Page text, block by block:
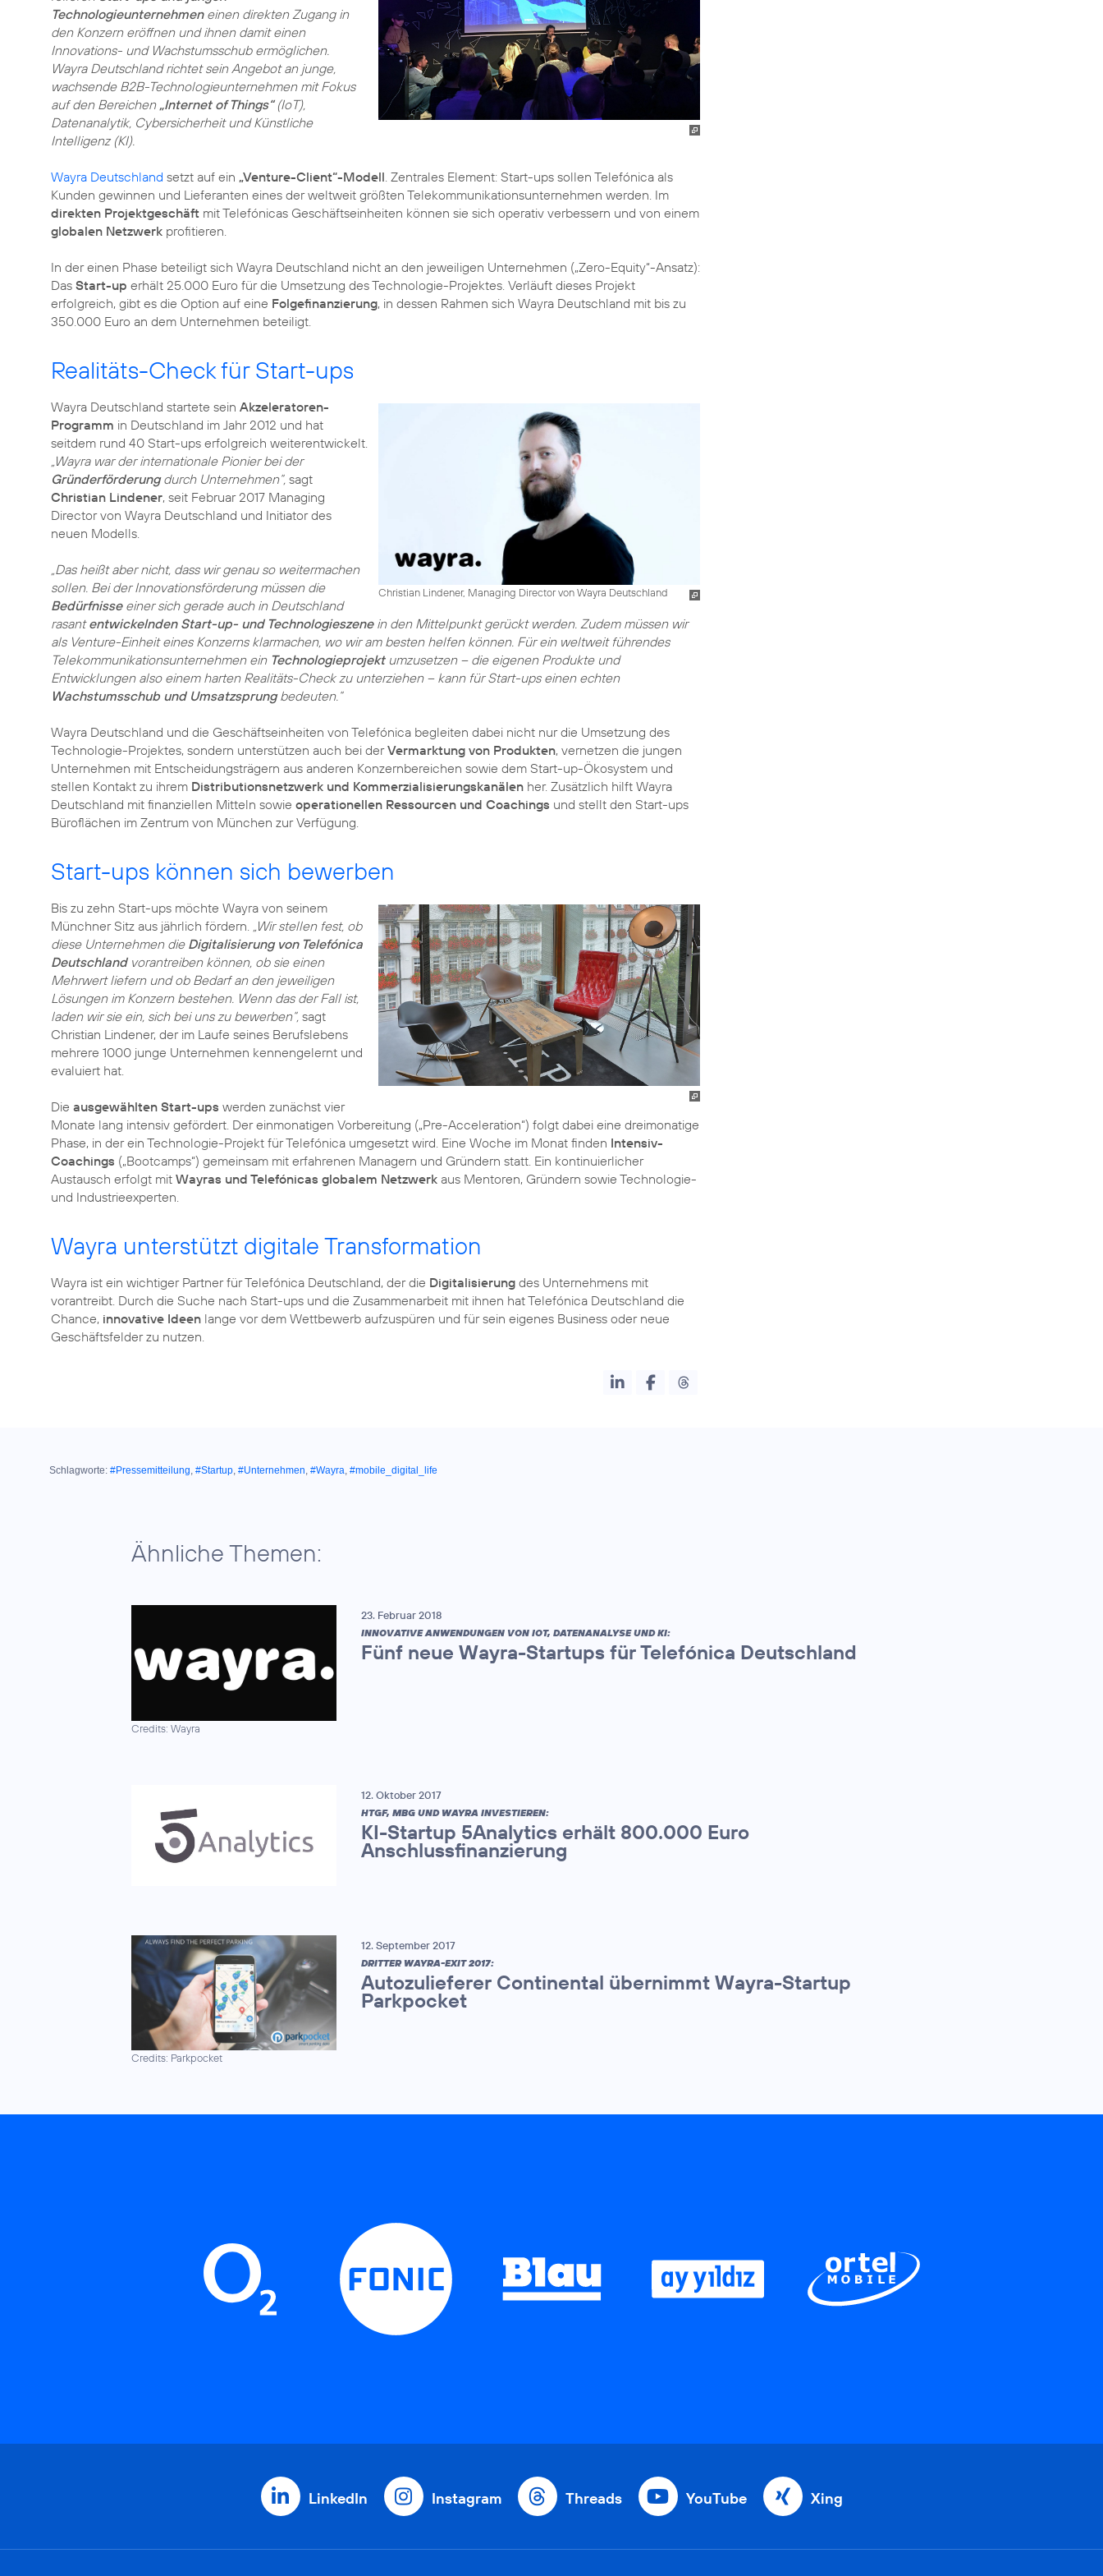
Technologieunternehmeneinen direkten Zugang in
den Konzern eröffnen und ihnen damit einen
Innovations- und Wachstumsschub ermöglichen.
Wayra Deutschland richtet sein Angebot an junge,
wachsende B2B-Technologieunternehmen mit Fokus
auf den Bereichen „Internet of Things“(IoT),
Datenanalytik, Cybersicherheit und Künstliche
Intelligenz (KI).
Wayra Deutschland setzt auf ein „Venture-Client“-Modell. Zentrales Element: Start-ups sollen Telefónica als
Kunden gewinnen und Lieferanten eines der weltweit größten Telekommunikationsunternehmen werden. Im
direkten Projektgeschäft mit Telefónicas Geschäftseinheiten können sie sich operativ verbessern und von einem
globalen Netzwerk profitieren.
In der einen Phase beteiligt sich Wayra Deutschland nicht an den jeweiligen Unternehmen („Zero-Equity“-Ansatz):
Das Start-up erhält 25.000 Euro für die Umsetzung des Technologie-Projektes. Verläuft dieses Projekt
erfolgreich, gibt es die Option auf eine Folgefinanzierung, in dessen Rahmen sich Wayra Deutschland mit bis zu
350.000 Euro an dem Unternehmen beteiligt.
Realitäts-Check für Start-ups
Christian Lindener, Managing Director von Wayra Deutschland
Wayra Deutschland startete sein Akzeleratoren-
Programm in Deutschland im Jahr 2012 und hat
seitdem rund 40 Start-ups erfolgreich weiterentwickelt.
„Wayra war der internationale Pionier bei der
Gründerförderungdurch Unternehmen“, sagt
Christian Lindener, seit Februar 2017 Managing
Director von Wayra Deutschland und Initiator des
neuen Modells.
„Das heißt aber nicht, dass wir genau so weitermachen
sollen. Bei der Innovationsförderung müssen die
Bedürfnisseeiner sich gerade auch in Deutschland
rasantentwickelnden Start-up- und Technologieszenein den Mittelpunkt gerückt werden. Zudem müssen wir
als Venture-Einheit eines Konzerns klarmachen, wo wir am besten helfen können. Für ein weltweit führendes
Telekommunikationsunternehmen ein Technologieprojektumzusetzen – die eigenen Produkte und
Entwicklungen also einem harten Realitäts-Check zu unterziehen – kann für Start-ups einen echten
Wachstumsschub und Umsatzsprungbedeuten.“
Wayra Deutschland und die Geschäftseinheiten von Telefónica begleiten dabei nicht nur die Umsetzung des
Technologie-Projektes, sondern unterstützen auch bei derVermarktung von Produkten, vernetzen die jungen
Unternehmen mit Entscheidungsträgern aus anderen Konzernbereichen sowie dem Start-up-Ökosystem und
stellen Kontakt zu ihrem Distributionsnetzwerk und Kommerzialisierungskanälen her. Zusätzlich hilft Wayra
Deutschland mit finanziellen Mitteln sowie operationellen Ressourcen und Coachings und stellt den Start-ups
Büroflächen im Zentrum von München zur Verfügung.
Start-ups können sich bewerben
Bis zu zehn Start-ups möchte Wayra von seinem
Münchner Sitz aus jährlich fördern. „Wir stellen fest, ob
diese Unternehmen die Digitalisierung von Telefónica
Deutschlandvorantreiben können, ob sie einen
Mehrwert liefern und ob Bedarf an den jeweiligen
Lösungen im Konzern bestehen. Wenn das der Fall ist,
laden wir sie ein, sich bei uns zu bewerben“, sagt
Christian Lindener, der im Laufe seines Berufslebens
mehrere 1000 junge Unternehmen kennengelernt und
evaluiert hat.
Die ausgewählten Start-ups werden zunächst vier
Monate lang intensiv gefördert. Der einmonatigen Vorbereitung („Pre-Acceleration“) folgt dabei eine dreimonatige
Phase, in der ein Technologie-Projekt für Telefónica umgesetzt wird. Eine Woche im Monat finden Intensiv-
Coachings („Bootcamps“) gemeinsam mit erfahrenen Managern und Gründern statt. Ein kontinuierlicher
Austausch erfolgt mit Wayras und Telefónicas globalem Netzwerk aus Mentoren, Gründern sowie Technologie-
und Industrieexperten.
Wayra unterstützt digitale Transformation
Wayra ist ein wichtiger Partner für Telefónica Deutschland, der die Digitalisierung des Unternehmens mit
vorantreibt. Durch die Suche nach Start-ups und die Zusammenarbeit mit ihnen hat Telefónica Deutschland die
Chance, innovative Ideen lange vor dem Wettbewerb aufzuspüren und für sein eigenes Business oder neue
Geschäftsfelder zu nutzen.
Schlagworte: #Pressemitteilung, #Startup, #Unternehmen, #Wayra, #mobile_digital_life
Ähnliche Themen:
Credits: Wayra
23. Februar 2018
INNOVATIVE ANWENDUNGEN VON IOT, DATENANALYSE UND KI:
Fünf neue Wayra-Startups für Telefónica Deutschland
12. Oktober 2017
HTGF, MBG UND WAYRA INVESTIEREN:
KI-Startup 5Analytics erhält 800.000 Euro
Anschlussfinanzierung
Credits: Parkpocket
12. September 2017
DRITTER WAYRA-EXIT 2017:
Autozulieferer Continental übernimmt Wayra-Startup
Parkpocket
LinkedIn Instagram Threads YouTube Xing